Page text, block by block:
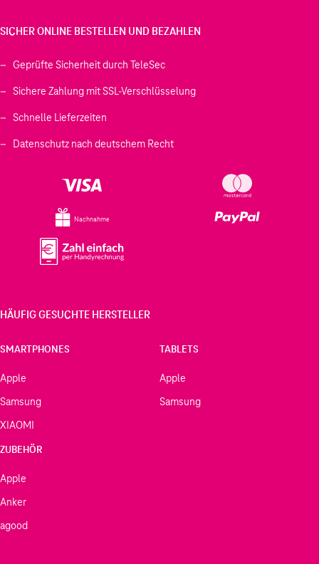
SICHER ONLINE BESTELLEN UND BEZAHLEN
Geprüfte Sicherheit durch TeleSec
Sichere Zahlung mit SSL-Verschlüsselung
Schnelle Lieferzeiten
Datenschutz nach deutschem Recht
Nachnahme
HÄUFIG GESUCHTE HERSTELLER
SMARTPHONES
Apple
Samsung
XIAOMI
TABLETS
Apple
Samsung
ZUBEHÖR
Apple
Anker
agood